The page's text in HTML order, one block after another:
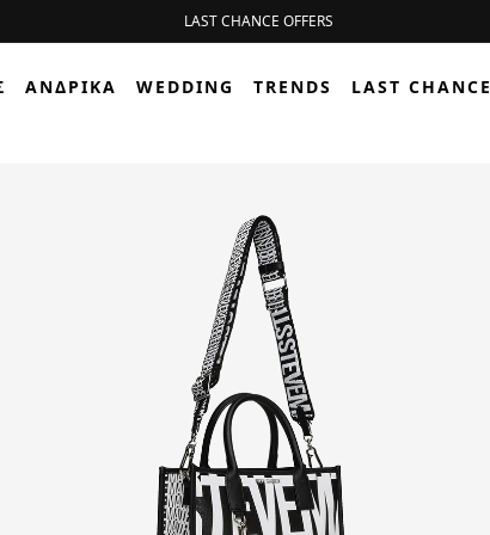
LAST CHANCE OFFERS
ΑΝΔΡΙΚΆ WEDDING TRENDS LAST CHANCE